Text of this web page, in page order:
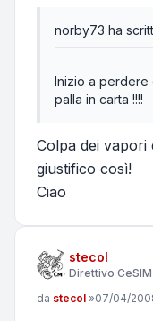
norby73 ha
Inizio a
palla in carta !!!!
Colpa dei vapori
giustifico così!
Ciao
stecol
Direttivo CeSIM
Messaggio
da stecol »07/04/